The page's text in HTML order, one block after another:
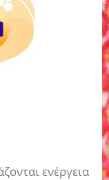
ενέργεια